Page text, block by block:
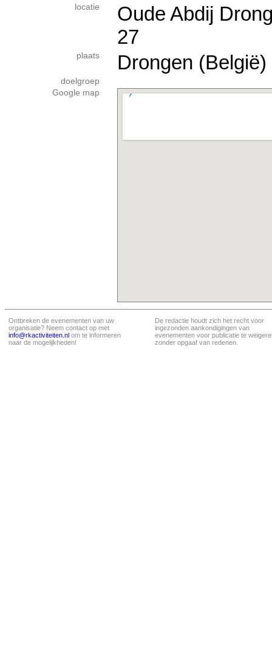
locatie
Oude Abdij
27
plaats Drongen (België)
doelgroep
Google map
Ontbreken de evenementen van uw
organisatie? Neem contact op met
info@rkactiviteiten.nl om te informeren
naar de mogelijkheden!
De redactie houdt zich het recht voor
ingezonden aankondigingen van
evenementen voor publicatie te
zonder opgaaf van redenen.